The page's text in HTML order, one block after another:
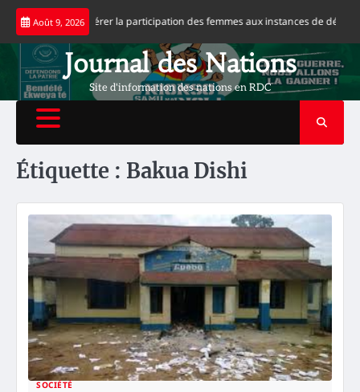
Skip
content
Août 9, 2026
appelle à accélérer la participation des femmes aux instances de décision
Journal des Nations
Site d'information des nations en RDC
Étiquette : Bakua Dishi
SOCIÉTÉ